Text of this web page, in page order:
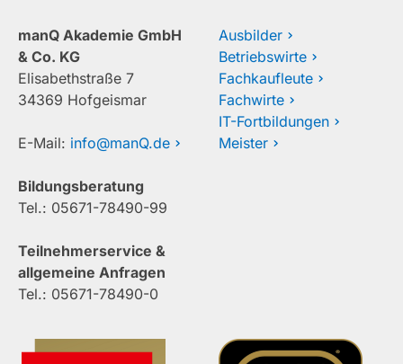
manQ Akademie GmbH
& Co. KG
Elisabethstraße 7
34369 Hofgeismar
E-Mail: info@manQ.de
Bildungsberatung
Tel.: 05671-78490-99
Teilnehmerservice &
allgemeine Anfragen
Tel.: 05671-78490-0
Ausbilder
Betriebswirte
Fachkaufleute
Fachwirte
IT-Fortbildungen
Meister